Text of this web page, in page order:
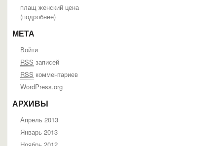
плащ женский цена
(подробнее)
МЕТА
Войти
RSS записей
RSS комментариев
WordPress.org
АРХИВЫ
Апрель 2013
Январь 2013